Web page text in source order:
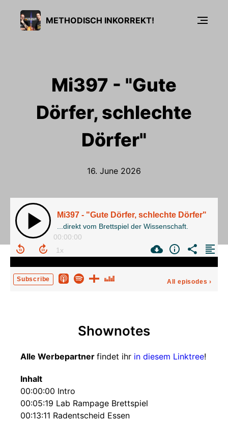
METHODISCH INKORREKT!
Mi397 - "Gute
Dörfer, schlechte
Dörfer"
16. June 2026
Mi397 - "Gute Dörfer, schlechte Dörfer"
...direkt vom Brettspiel der Wissenschaft.
00:00:00
Subscribe All episodes ›
Shownotes
Alle Werbepartner findet ihr in diesem Linktree!
Inhalt
00:00:00 Intro
00:05:19 Lab Rampage Brettspiel
00:13:11 Radentscheid Essen